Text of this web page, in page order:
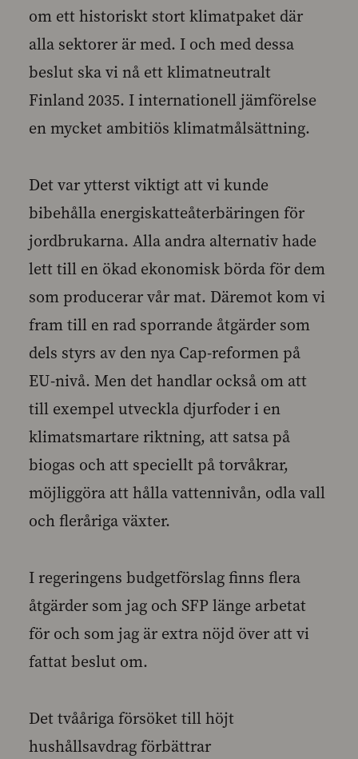
om ett historiskt stort klimatpaket där
alla sektorer är med. I och med dessa
beslut ska vi nå ett klimatneutralt
Finland 2035. I internationell jämförelse
en mycket ambitiös klimatmålsättning.
Det var ytterst viktigt att vi kunde
bibehålla energiskatteåterbäringen för
jordbrukarna. Alla andra alternativ hade
lett till en ökad ekonomisk börda för dem
som producerar vår mat. Däremot kom vi
fram till en rad sporrande åtgärder som
dels styrs av den nya Cap-reformen på
EU-nivå. Men det handlar också om att
till exempel utveckla djurfoder i en
klimatsmartare riktning, att satsa på
biogas och att speciellt på torvåkrar,
möjliggöra att hålla vattennivån, odla vall
och fleråriga växter.
I regeringens budgetförslag finns flera
åtgärder som jag och SFP länge arbetat
för och som jag är extra nöjd över att vi
fattat beslut om.
Det tvååriga försöket till höjt
hushållsavdrag förbättrar